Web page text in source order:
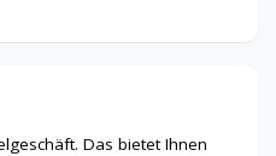
Das bietet Ihnen